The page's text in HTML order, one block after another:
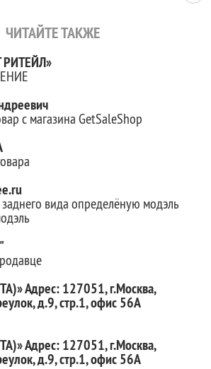
ЧИТАЙТЕ ТАКЖЕ
с магазина GetSaleShop
вида определёную модэль
Адрес: 127051, г.Москва,
д.9, стр.1, офис 56А
Адрес: 127051, г.Москва,
д.9, стр.1, офис 56А